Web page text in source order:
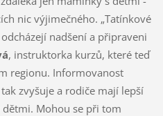
nic výjimečného. „Tatínkové
nadšení a připraveni
, instruktorka kurzů, které teď
regionu. Informovanost
zvyšuje a rodiče mají lepší
Mohou se při tom